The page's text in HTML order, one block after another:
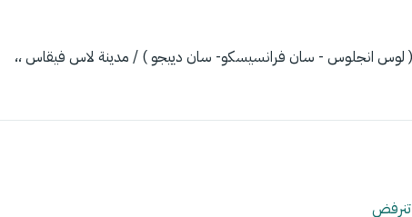
( لوس انجلوس - سان فرانسيسكو- سان دييجو ) / مدينة لاس فيقاس ،،
تنرفض